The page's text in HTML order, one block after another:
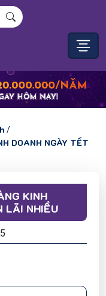
/
DOANH NGÀY TẾT
KINH
LÃI NHIỀU